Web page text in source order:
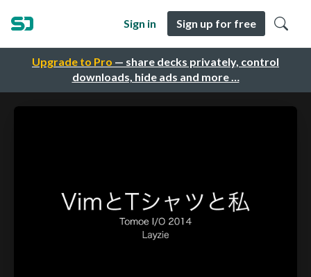
Upgrade to Pro — share decks privately, control
downloads, hide ads and more …
Sign in Sign up for free